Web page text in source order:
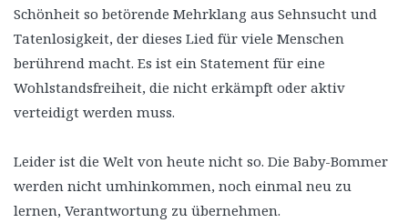
Schönheit so betörende Mehrklang aus Sehnsucht und
Tatenlosigkeit, der dieses Lied für viele Menschen
berührend macht. Es ist ein Statement für eine
Wohlstandsfreiheit, die nicht erkämpft oder aktiv
verteidigt werden muss.
Leider ist die Welt von heute nicht so. Die Baby-Bommer
werden nicht umhinkommen, noch einmal neu zu
lernen, Verantwortung zu übernehmen.